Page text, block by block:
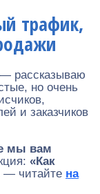
трафик,
рассказываю
но очень
и заказчиков
мы вам
«Как
— читайте на